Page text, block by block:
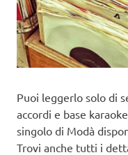
Puoi leggerlo solo di
accordi e base
singolo di Modà
Trovi anche tutti i